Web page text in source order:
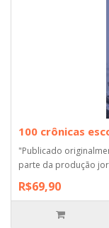
100 crônicas
"Publicado
parte da produção
R$69,90